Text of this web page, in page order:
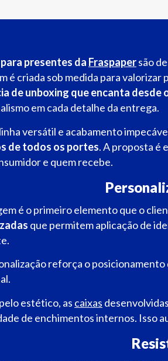
presentes da Fraspapersão
é criada sob medida para
de unboxing que encanta desde
em cada detalhe da entrega.
versátil e acabamento
de todos os portes. A proposta é
e quem recebe.
é o primeiro elemento que o
que permitem aplicação de
reforça o
estético, as caixas
de enchimentos internos. Isso